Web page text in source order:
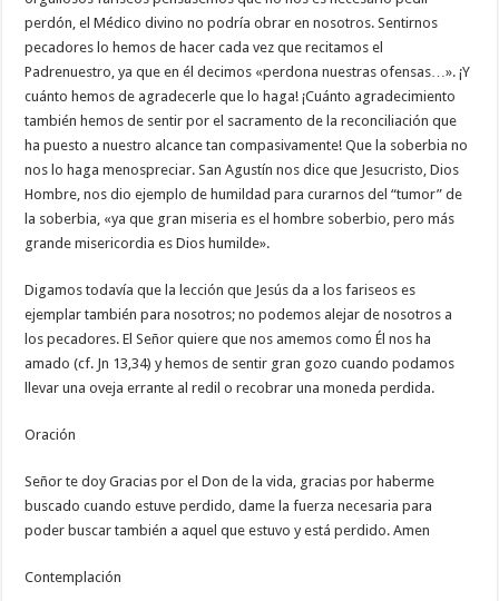
perdón, el Médico divino no podría obrar en nosotros. Sentirnos
pecadores lo hemos de hacer cada vez que recitamos el
Padrenuestro, ya que en él decimos «perdona nuestras ofensas…». ¡Y
cuánto hemos de agradecerle que lo haga! ¡Cuánto agradecimiento
también hemos de sentir por el sacramento de la reconciliación que
ha puesto a nuestro alcance tan compasivamente! Que la soberbia no
nos lo haga menospreciar. San Agustín nos dice que Jesucristo, Dios
Hombre, nos dio ejemplo de humildad para curarnos del “tumor” de
la soberbia, «ya que gran miseria es el hombre soberbio, pero más
grande misericordia es Dios humilde».
Digamos todavía que la lección que Jesús da a los fariseos es
ejemplar también para nosotros; no podemos alejar de nosotros a
los pecadores. El Señor quiere que nos amemos como Él nos ha
amado (cf. Jn 13,34) y hemos de sentir gran gozo cuando podamos
llevar una oveja errante al redil o recobrar una moneda perdida.
Oración
Señor te doy Gracias por el Don de la vida, gracias por haberme
buscado cuando estuve perdido, dame la fuerza necesaria para
poder buscar también a aquel que estuvo y está perdido. Amen
Contemplación